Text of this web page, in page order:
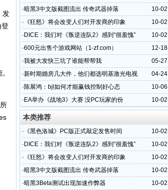
发
龙在线平台
10-02
·暗黑3中文版截图流出 传奇武器掉落
10-02
· 《狂怒》将会改变人们对开发商的印象
10-02
· DICE：我们对《叛逆连队2》感到“很羞愧”
12-18
·600元出售个游戏网站（1-zf.com）
05-27
·我被大发快三坑了谁能帮帮我
04-24
·新时期婚房几大件，他们都选明基激光电视
10-06
·陈展鸿：bjl如何才能赢钱控制好心态
10-02
· EA举办《战地3》大赛 没PC玩家的份
本类推荐
10-02
· 《黑色洛城》PC版正式敲定发售时间
10-02
· DICE：我们对《叛逆连队2》感到“很羞愧”
10-02
· 《狂怒》将会改变人们对开发商的印象
10-02
·暗黑3中文版截图流出 传奇武器掉落
10-02
·暗黑3Beta测试出现加速作弊器